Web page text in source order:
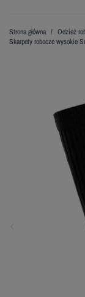
Strona główna Odzież
Skarpety robocze wysokie